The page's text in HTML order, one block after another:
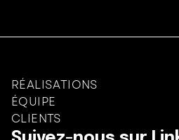
RÉALISATIONS
ÉQUIPE
CLIENTS